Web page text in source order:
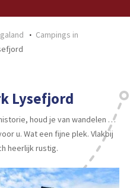
Campings in
Lysefjord
houd je van wandelen …
u. Wat een fijne plek. Vlakbij
heerlijk rustig.